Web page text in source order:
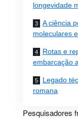
longevidade
A ciência
moleculares
Rotas e
embarcação
Legado
romana
Pesquisadores